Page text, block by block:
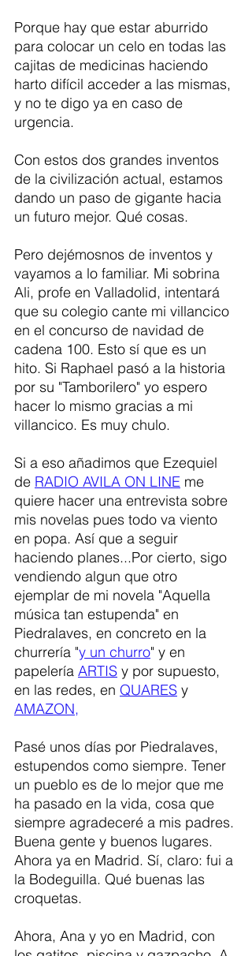
Porque hay que estar aburrido
para colocar un celo en todas las
cajitas de medicinas haciendo
harto difícil acceder a las mismas,
y no te digo ya en caso de
urgencia.
Con estos dos grandes inventos
de la civilización actual, estamos
dando un paso de gigante hacia
un futuro mejor. Qué cosas.
Pero dejémosnos de inventos y
vayamos a lo familiar. Mi sobrina
Ali, profe en Valladolid, intentará
que su colegio cante mi villancico
en el concurso de navidad de
cadena 100. Esto sí que es un
hito. Si Raphael pasó a la historia
por su "Tamborilero" yo espero
hacer lo mismo gracias a mi
villancico. Es muy chulo.
Si a eso añadimos que Ezequiel
de RADIO AVILA ON LINE me
quiere hacer una entrevista sobre
mis novelas pues todo va viento
en popa. Así que a seguir
haciendo planes...Por cierto, sigo
vendiendo algun que otro
ejemplar de mi novela "Aquella
música tan estupenda" en
Piedralaves, en concreto en la
churrería "y un churro" y en
papelería ARTIS y por supuesto,
en las redes, en QUARES y
AMAZON,
Pasé unos días por Piedralaves,
estupendos como siempre. Tener
un pueblo es de lo mejor que me
ha pasado en la vida, cosa que
siempre agradeceré a mis padres.
Buena gente y buenos lugares.
Ahora ya en Madrid. Sí, claro: fui a
la Bodeguilla. Qué buenas las
croquetas.
Ahora, Ana y yo en Madrid, con